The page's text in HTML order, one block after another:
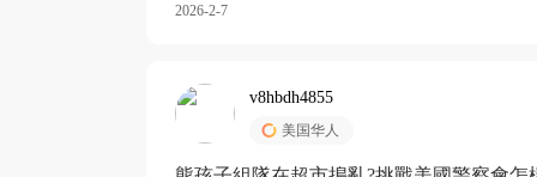
2026-2-7
v8hbdh4855
美国华人